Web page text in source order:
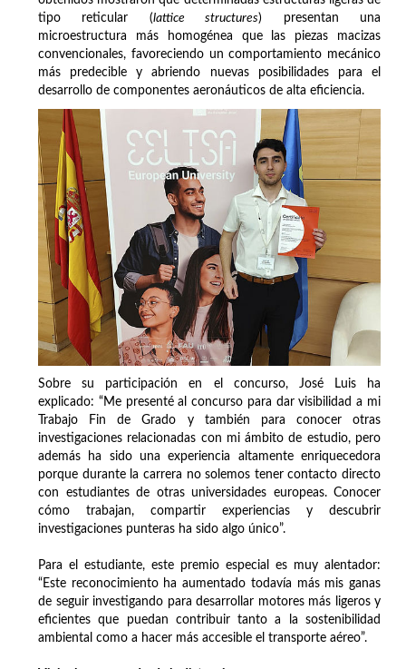
tipo reticular (lattice structures) presentan una
microestructura más homogénea que las piezas macizas
convencionales, favoreciendo un comportamiento mecánico
más predecible y abriendo nuevas posibilidades para el
desarrollo de componentes aeronáuticos de alta eficiencia.
Sobre su participación en el concurso, José Luis ha
explicado: “Me presenté al concurso para dar visibilidad a mi
Trabajo Fin de Grado y también para conocer otras
investigaciones relacionadas con mi ámbito de estudio, pero
además ha sido una experiencia altamente enriquecedora
porque durante la carrera no solemos tener contacto directo
con estudiantes de otras universidades europeas. Conocer
cómo trabajan, compartir experiencias y descubrir
investigaciones punteras ha sido algo único”.
Para el estudiante, este premio especial es muy alentador:
“Este reconocimiento ha aumentado todavía más mis ganas
de seguir investigando para desarrollar motores más ligeros y
eficientes que puedan contribuir tanto a la sostenibilidad
ambiental como a hacer más accesible el transporte aéreo”.